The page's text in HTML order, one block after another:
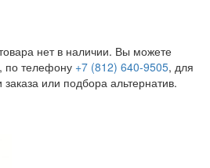
нет в наличии. Вы можете
по телефону +7 (812) 640-9505, для
или подбора альтернатив.